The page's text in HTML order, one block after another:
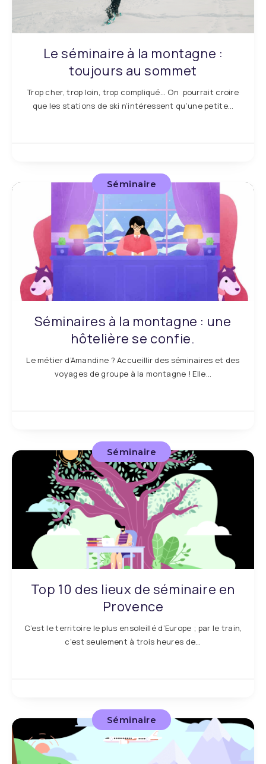
Le séminaire à la montagne :
toujours au sommet
Trop cher, trop loin, trop compliqué… On pourrait croire
que les stations de ski n’intéressent qu’une petite…
Séminaire
Séminaires à la montagne : une
hôtelière se confie.
Le métier d’Amandine ? Accueillir des séminaires et des
voyages de groupe à la montagne ! Elle…
Séminaire
Top 10 des lieux de séminaire en
Provence
C’est le territoire le plus ensoleillé d’Europe ; par le train,
c’est seulement à trois heures de…
Séminaire